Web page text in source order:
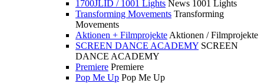
1700JLID / 1001 Lights News 1001 Lights
Transforming Movements Transforming
Movements
Aktionen + Filmprojekte Aktionen / Filmprojekte
SCREEN DANCE ACADEMY SCREEN
DANCE ACADEMY
Premiere Premiere
Pop Me Up Pop Me Up